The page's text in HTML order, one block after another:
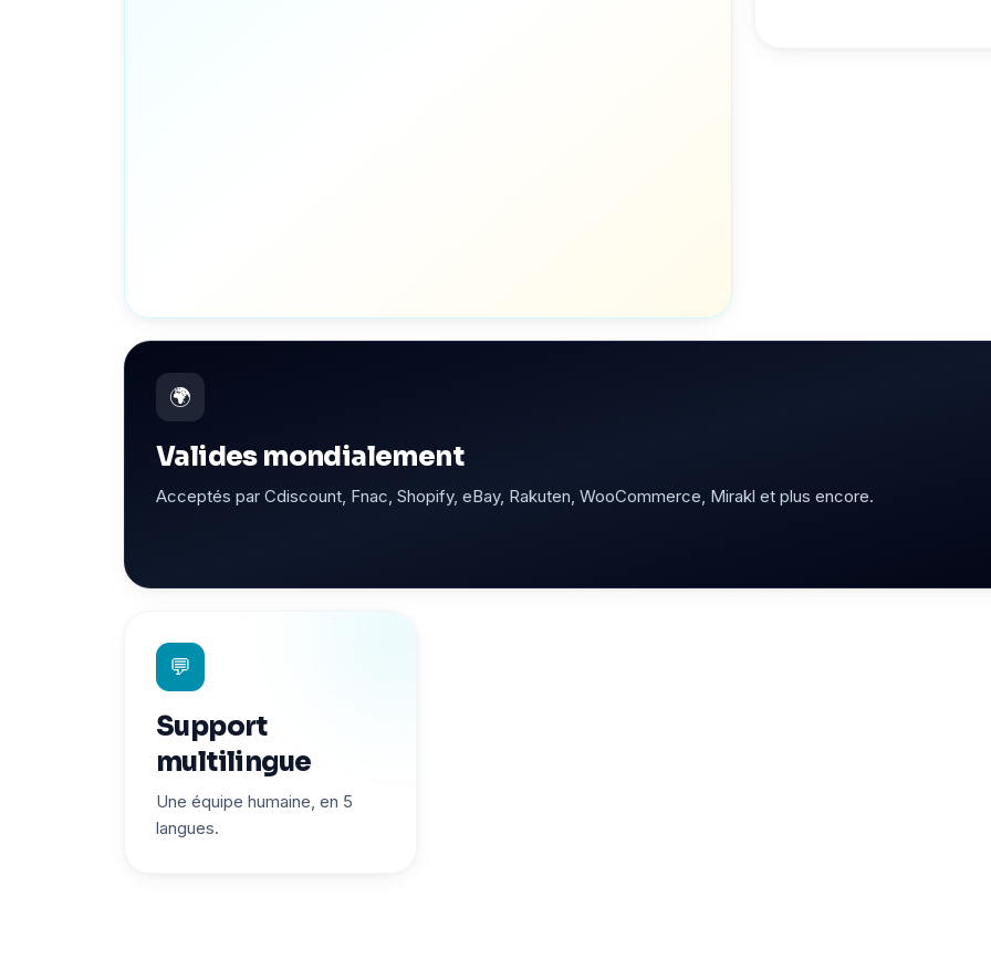
🌍
Valides mondialement
Acceptés par Cdiscount, Fnac, Shopify, eBay, Rakuten, WooCommerce, Mirakl et plus encore.
💬
Support
multilingue
Une équipe humaine, en 5
langues.